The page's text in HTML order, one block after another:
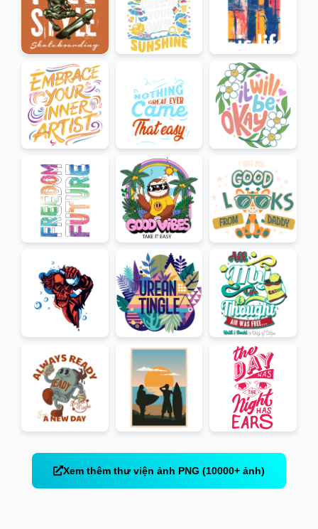
Xem thêm thư viện ảnh PNG (10000+ ảnh)